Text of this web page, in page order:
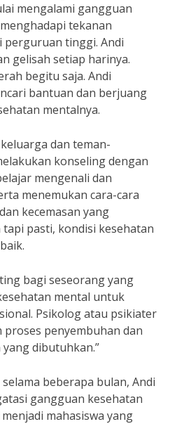
mengalami gangguan
tekanan
perguruan tinggi. Andi
gelisah setiap harinya.
begitu saja. Andi
bantuan dan berjuang
mentalnya.
dan teman-
konseling dengan
mengenali dan
menemukan cara-cara
kecemasan yang
pasti, kondisi kesehatan
bagi seseorang yang
mental untuk
Psikolog atau psikiater
penyembuhan dan
dibutuhkan.”
beberapa bulan, Andi
gangguan kesehatan
mahasiswa yang